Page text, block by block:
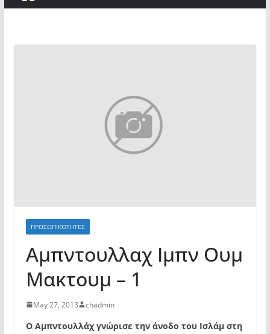
ΠΡΟΣΩΠΙΚΌΤΗΤΕΣ
Αμπντουλλαχ Ιμπν Ουμ
Μακτουμ – 1
May 27, 2013 chadmin
Ο Αμπντουλλάχ γνώρισε την άνοδο του Ισλάμ στη